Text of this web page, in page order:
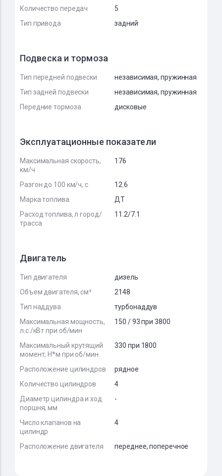
Количество передач
5
Тип привода
задний
Подвеска и тормоза
Тип передней подвески
независимая, пружинная
Тип задней подвески
независимая, пружинная
Передние тормоза
дисковые
Эксплуатационные показатели
Максимальная скорость,
км/ч
176
Разгон до 100 км/ч, с
12.6
Марка топлива
ДТ
Расход топлива, л город/
трасса
11.2/7.1
Двигатель
Тип двигателя
дизель
Объем двигателя, см³
2148
Тип наддува
турбонаддув
Максимальная мощность,
л.с./кВт при об/мин
150 / 93 при 3800
Максимальный крутящий
момент, Н*м при об/мин
330 при 1800
Расположение цилиндров
рядное
Количество цилиндров
4
Диаметр цилиндра и ход
поршня, мм
-
Число клапанов на
цилиндр
4
Расположение двигателя переднее, поперечное